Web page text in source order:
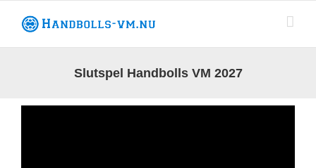
innehållet
Slutspel Handbolls VM 2027